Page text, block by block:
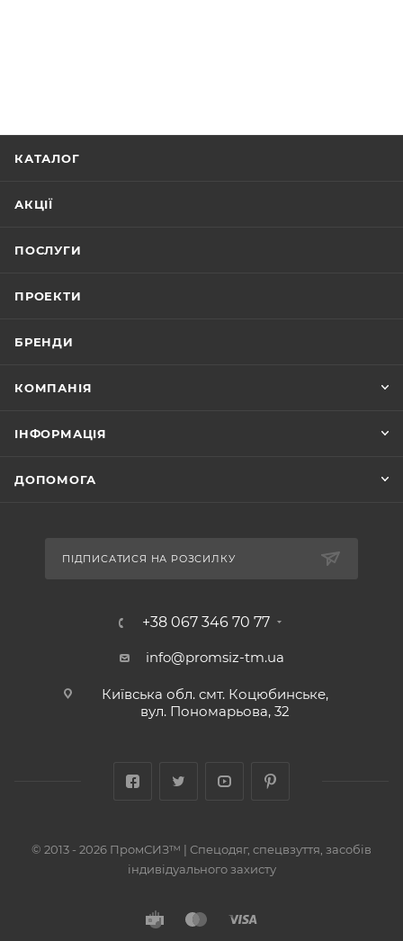
КАТАЛОГ
АКЦІЇ
ПОСЛУГИ
ПРОЕКТИ
БРЕНДИ
КОМПАНІЯ
ІНФОРМАЦІЯ
ДОПОМОГА
ПІДПИСАТИСЯ НА РОЗСИЛКУ
+38 067 346 70 77
info@promsiz-tm.ua
Київська обл. смт. Коцюбинське,
вул. Пономарьова, 32
© 2013 - 2026 ПромСИЗ™ | Спецодяг, спецвзуття, засобів
індивідуального захисту